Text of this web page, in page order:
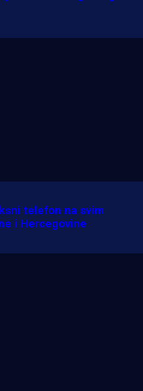
telefon na svim
i Hercegovine